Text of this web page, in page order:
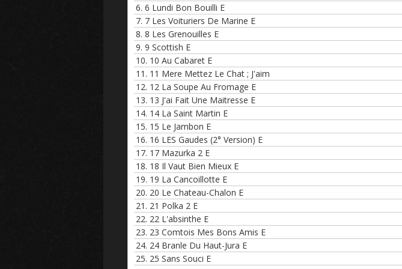
6. 6 Lundi Bon Bouilli E
7. 7 Les Voituriers De Marine E
8. 8 Les Grenouilles E
9. 9 Scottish E
10. 10 Au Cabaret E
11. 11 Mere Mettez Le Chat ; J'aim
12. 12 La Soupe Au Fromage E
13. 13 J'ai Fait Une Maitresse E
14. 14 La Saint Martin E
15. 15 Le Jambon E
16. 16 LES Gaudes (2° Version) E
17. 17 Mazurka 2 E
18. 18 Il Vaut Bien Mieux E
19. 19 La Cancoillotte E
20. 20 Le Chateau-Chalon E
21. 21 Polka 2 E
22. 22 L'absinthe E
23. 23 Comtois Mes Bons Amis E
24. 24 Branle Du Haut-Jura E
25. 25 Sans Souci E